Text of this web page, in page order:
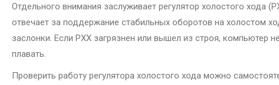
Отдельного внимания заслуживает регулятор холостого хода
отвечает за поддержание стабильных оборотов на холостом
заслонки. Если РХХ загрязнен или вышел из строя, компьютер
плавать.
Проверить работу регулятора холостого хода можно